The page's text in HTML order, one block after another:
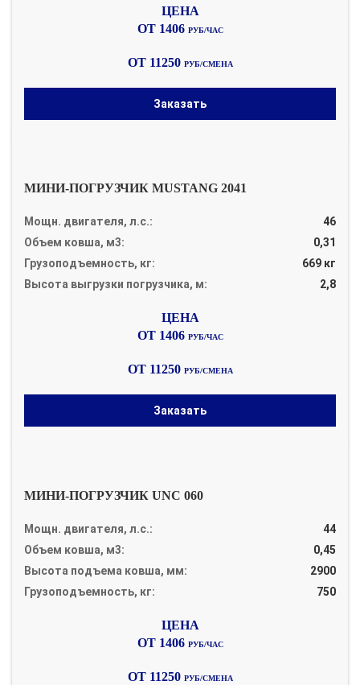
ОТ 1406 РУБ/ЧАС
ОТ 11250 РУБ/СМЕНА
Заказать
МИНИ-ПОГРУЗЧИК MUSTANG 2041
Мощн. двигателя, л.с.:
46
Объем ковша, м3:
0,31
Грузоподъемность, кг:
669 кг
Высота выгрузки погрузчика, м:
2,8
ОТ 1406 РУБ/ЧАС
ОТ 11250 РУБ/СМЕНА
Заказать
МИНИ-ПОГРУЗЧИК UNC 060
Мощн. двигателя, л.с.:
44
Объем ковша, м3:
0,45
Высота подъема ковша, мм:
2900
Грузоподъемность, кг:
750
ОТ 1406 РУБ/ЧАС
ОТ 11250 РУБ/СМЕНА